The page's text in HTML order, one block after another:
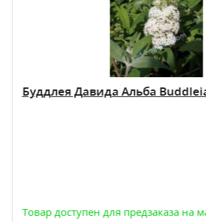
Буддлея Давида Альба
Товар доступен для предзаказа на